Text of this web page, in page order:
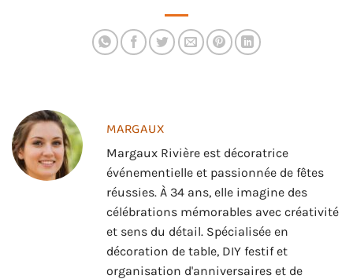
MARGAUX
Margaux Rivière est décoratrice
événementielle et passionnée de fêtes
réussies. À 34 ans, elle imagine des
célébrations mémorables avec créativité
et sens du détail. Spécialisée en
décoration de table, DIY festif et
organisation d'anniversaires et de